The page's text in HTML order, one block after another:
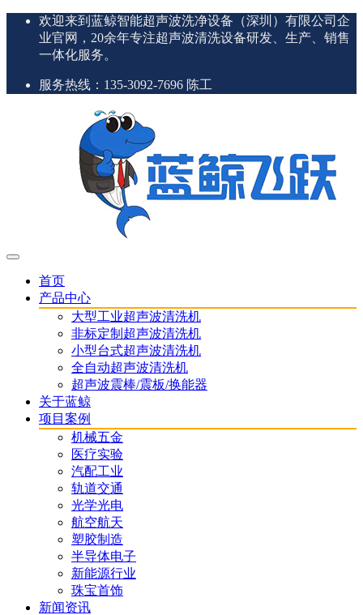
欢迎来到蓝鲸智能超声波洗净设备（深圳）有限公司企
业官网，20余年专注超声波清洗设备研发、生产、销售
一体化服务。
服务热线：135-3092-7696 陈工
首页
产品中心
大型工业超声波清洗机
非标定制超声波清洗机
小型台式超声波清洗机
全自动超声波清洗机
超声波震棒/震板/换能器
关于蓝鲸
项目案例
机械五金
医疗实验
汽配工业
轨道交通
光学光电
航空航天
塑胶制造
半导体电子
新能源行业
珠宝首饰
新闻资讯